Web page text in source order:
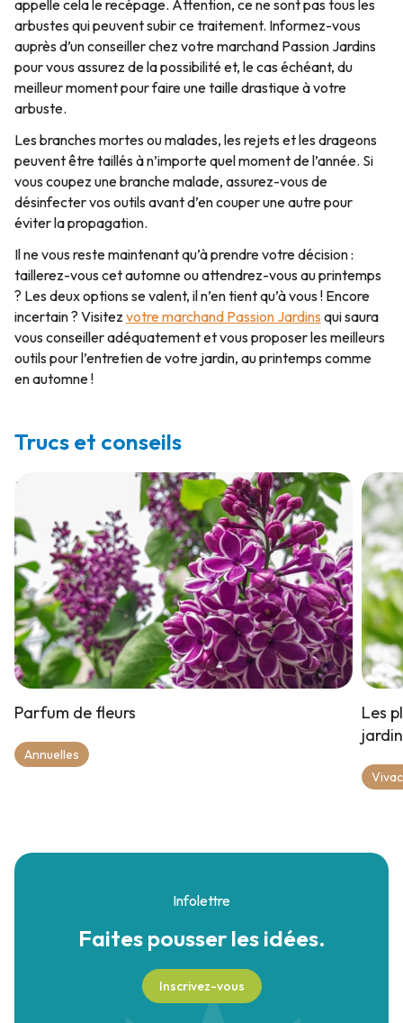
appelle cela le recépage. Attention, ce ne sont pas tous les
arbustes qui peuvent subir ce traitement. Informez-vous
auprès d’un conseiller chez votre marchand Passion Jardins
pour vous assurez de la possibilité et, le cas échéant, du
meilleur moment pour faire une taille drastique à votre
arbuste.
Les branches mortes ou malades, les rejets et les drageons
peuvent être taillés à n’importe quel moment de l’année. Si
vous coupez une branche malade, assurez-vous de
désinfecter vos outils avant d’en couper une autre pour
éviter la propagation.
Il ne vous reste maintenant qu’à prendre votre décision :
taillerez-vous cet automne ou attendrez-vous au printemps
? Les deux options se valent, il n’en tient qu’à vous ! Encore
incertain ? Visitez votre marchand Passion Jardins qui saura
vous conseiller adéquatement et vous proposer les meilleurs
outils pour l’entretien de votre jardin, au printemps comme
en automne !
Trucs et conseils
Parfum de fleurs
Annuelles
Les
Infolettre
Faites pousserles idées.
Inscrivez-vous